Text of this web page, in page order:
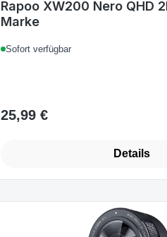
Rapoo XW200 Nero QHD
Marke
Sofort verfügbar
Regulärer Preis:
25,99 €
Details